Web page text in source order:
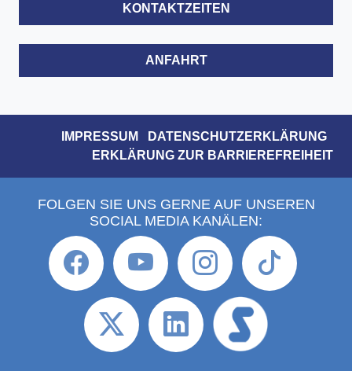
KONTAKTZEITEN
ANFAHRT
IMPRESSUM
DATENSCHUTZERKLÄRUNG
ERKLÄRUNG ZUR BARRIEREFREIHEIT
FOLGEN SIE UNS GERNE AUF UNSEREN
SOCIAL MEDIA KANÄLEN: